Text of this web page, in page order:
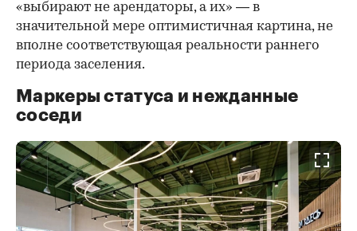
«выбирают не арендаторы, а их» — в
значительной мере оптимистичная картина, не
вполне соответствующая реальности раннего
периода заселения.
Маркеры статуса и нежданные
соседи